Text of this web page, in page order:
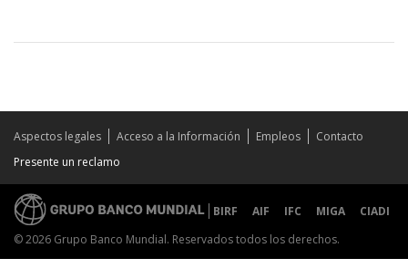
Aspectos legales Acceso a la Información Empleos
Contacto
Presente un reclamo
BIRF AIF IFC MIGA
CIADI
© 2026 Grupo Banco Mundial. Reservados todos los derechos.